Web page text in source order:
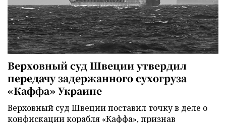
Верховный суд Швеции утвердил
передачу задержанного сухогруза
«Каффа» Украине
Верховный суд Швеции поставил точку в деле о
конфискации корабля «Каффа», признав